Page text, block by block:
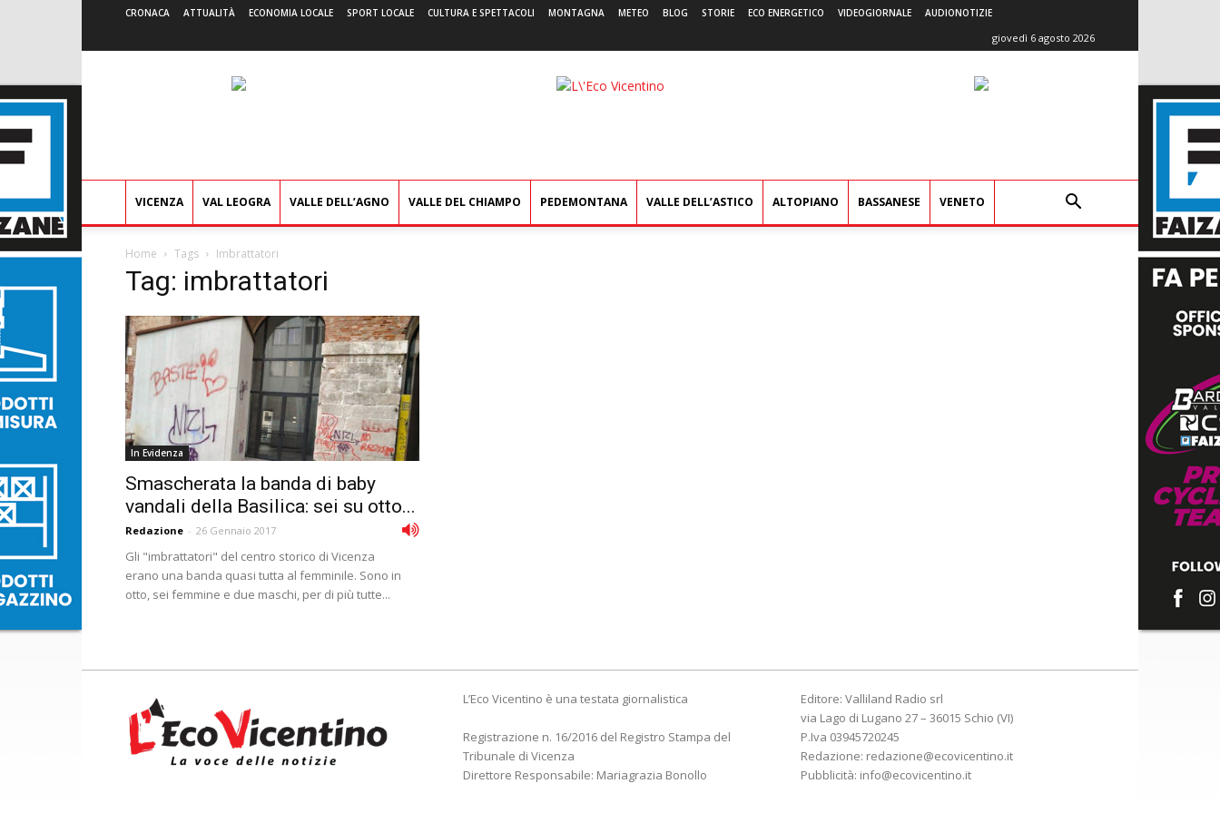
CRONACA ATTUALITÀ ECONOMIA LOCALE SPORT LOCALE CULTURA E SPETTACOLI MONTAGNA METEO BLOG STORIE ECO ENERGETICO VIDEOGIORNALE AUDIONOTIZIE
giovedì 6 agosto 2026
L'Eco
VICENZA VAL LEOGRA VALLE DELL’AGNO VALLE DEL CHIAMPO PEDEMONTANA VALLE DELL’ASTICO ALTOPIANO BASSANESE VENETO
Home Tags Imbrattatori
Tag: imbrattatori
In Evidenza
Smascherata la banda di baby
vandali della Basilica: sei su otto...
Redazione - 26 Gennaio 2017
Gli "imbrattatori" del centro storico di Vicenza
erano una banda quasi tutta al femminile. Sono in
otto, sei femmine e due maschi, per di più tutte...
L’Eco Vicentino è una testata giornalistica
Registrazione n. 16/2016 del Registro Stampa del
Tribunale di Vicenza
Direttore Responsabile: Mariagrazia Bonollo
Editore: Valliland Radio srl
via Lago di Lugano 27 – 36015 Schio (VI)
P.Iva 03945720245
Redazione: redazione@ecovicentino.it
Pubblicità: info@ecovicentino.it